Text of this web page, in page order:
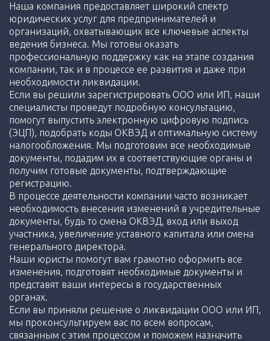
Наша компания предоставляет широкий спектр
юридических услуг для предпринимателей и
организаций, охватывающих все ключевые аспекты
ведения бизнеса. Мы готовы оказать
профессиональную поддержку как на этапе создания
компании, так и в процессе ее развития и даже при
необходимости ликвидации.
Если вы решили зарегистрировать ООО или ИП, наши
специалисты проведут подробную консультацию,
помогут выпустить электронную цифровую подпись
(ЭЦП), подобрать коды ОКВЭД и оптимальную систему
налогообложения. Мы подготовим все необходимые
документы, подадим их в соответствующие органы и
получим готовые документы, подтверждающие
регистрацию.
В процессе деятельности компании часто возникает
необходимость внесения изменений в учредительные
документы, будь то смена ОКВЭД, вход или выход
участника, увеличение уставного капитала или смена
генерального директора.
Наши юристы помогут вам грамотно оформить все
изменения, подготовят необходимые документы и
представят ваши интересы в государственных
органах.
Если вы приняли решение о ликвидации ООО или ИП,
мы проконсультируем вас по всем вопросам,
связанным с этим процессом и поможем назначить